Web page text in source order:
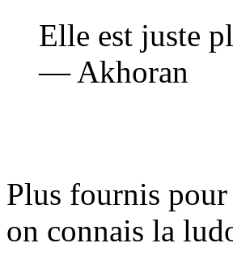
Elle est juste
— Akhoran
Plus fournis
on connais la